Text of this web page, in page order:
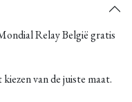
Relay België gratis
van de juiste maat.